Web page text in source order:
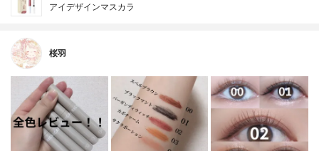
アイデザインマスカラ
桜羽